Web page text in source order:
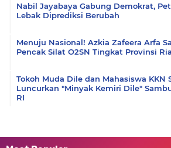
Nabil Jayabaya Gabung Demokrat,
Lebak Diprediksi Berubah
Menuju Nasional! Azkia Zafeera Arfa
Pencak Silat O2SN Tingkat Provinsi
Tokoh Muda Dile dan Mahasiswa KKN
Luncurkan "Minyak Kemiri Dile"
RI